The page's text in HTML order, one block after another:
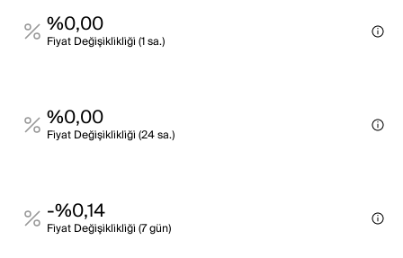
%0,00
Fi̇yat Deği̇şi̇kli̇kli̇ği̇ (1 sa.)
%0,00
Fi̇yat Deği̇şi̇kli̇kli̇ği̇ (24 sa.)
-%0,14
Fi̇yat Deği̇şi̇kli̇kli̇ği̇ (7 gün)